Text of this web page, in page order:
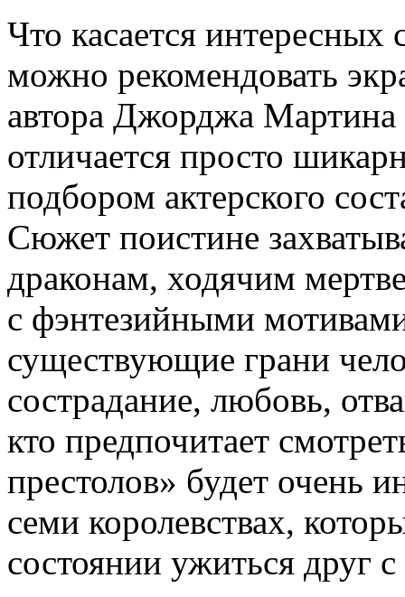
Что касается интересных
можно рекомендовать
автора Джорджа
отличается просто
подбором актерского
Сюжет поистине
драконам, ходячим
с фэнтезийными
существующие грани
сострадание, любовь,
кто предпочитает
престолов» будет очень
семи королевствах,
состоянии ужиться друг